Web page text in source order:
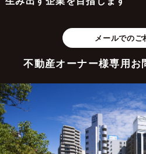
メールでのご
不動産オーナー様専用お
大阪の不動産管理会社 株式会社LCマネジメント >